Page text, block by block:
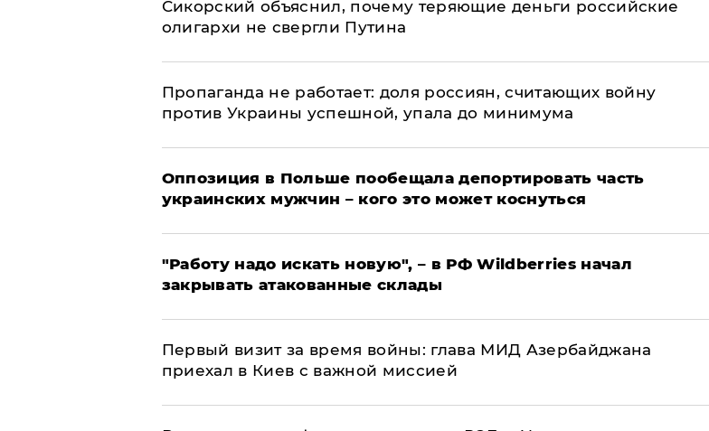
Сикорский объяснил, почему теряющие деньги российские
олигархи не свергли Путина
​Пропаганда не работает: доля россиян, считающих войну
против Украины успешной, упала до минимума
Оппозиция в Польше пообещала депортировать часть
украинских мужчин – кого это может коснуться
"Работу надо искать новую", – в РФ Wildberries начал
закрывать атакованные склады
Первый визит за время войны: глава МИД Азербайджана
приехал в Киев с важной миссией